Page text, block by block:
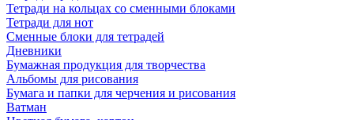
Тетради на кольцах со сменными блоками
Тетради для нот
Сменные блоки для тетрадей
Дневники
Бумажная продукция для творчества
Альбомы для рисования
Бумага и папки для черчения и рисования
Ватман